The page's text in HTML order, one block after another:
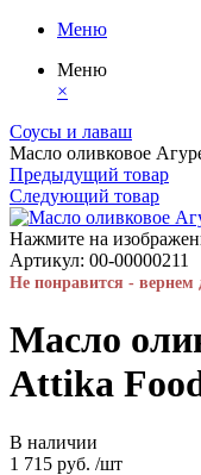
Меню
Меню
×
Соусы и лаваш
Масло оливковое
Предыдущий товар
Следующий товар
Нажмите на
Артикул: 00-00000211
Не понравится - вернем
Масло
Attika
В наличии
1 715 руб. /шт